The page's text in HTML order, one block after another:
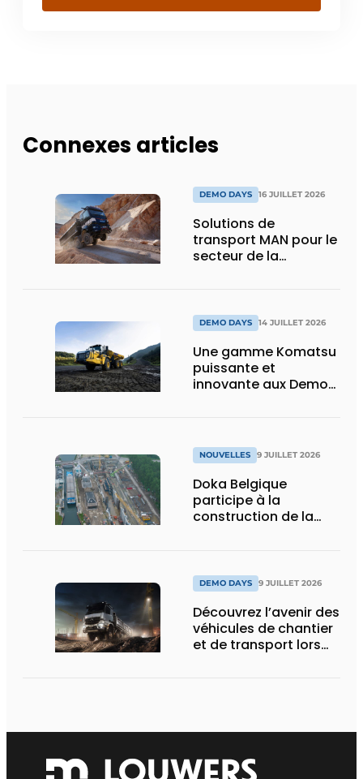
Connexes articles
DEMO DAYS 16 JUILLET 2026
Solutions de
transport MAN pour le
secteur de la
DEMO DAYS 14 JUILLET 2026
Une gamme Komatsu
puissante et
innovante aux Demo
NOUVELLES 9 JUILLET 2026
Doka Belgique
participe à la
construction de la
DEMO DAYS 9 JUILLET 2026
Découvrez l’avenir des
véhicules de chantier
et de transport lors